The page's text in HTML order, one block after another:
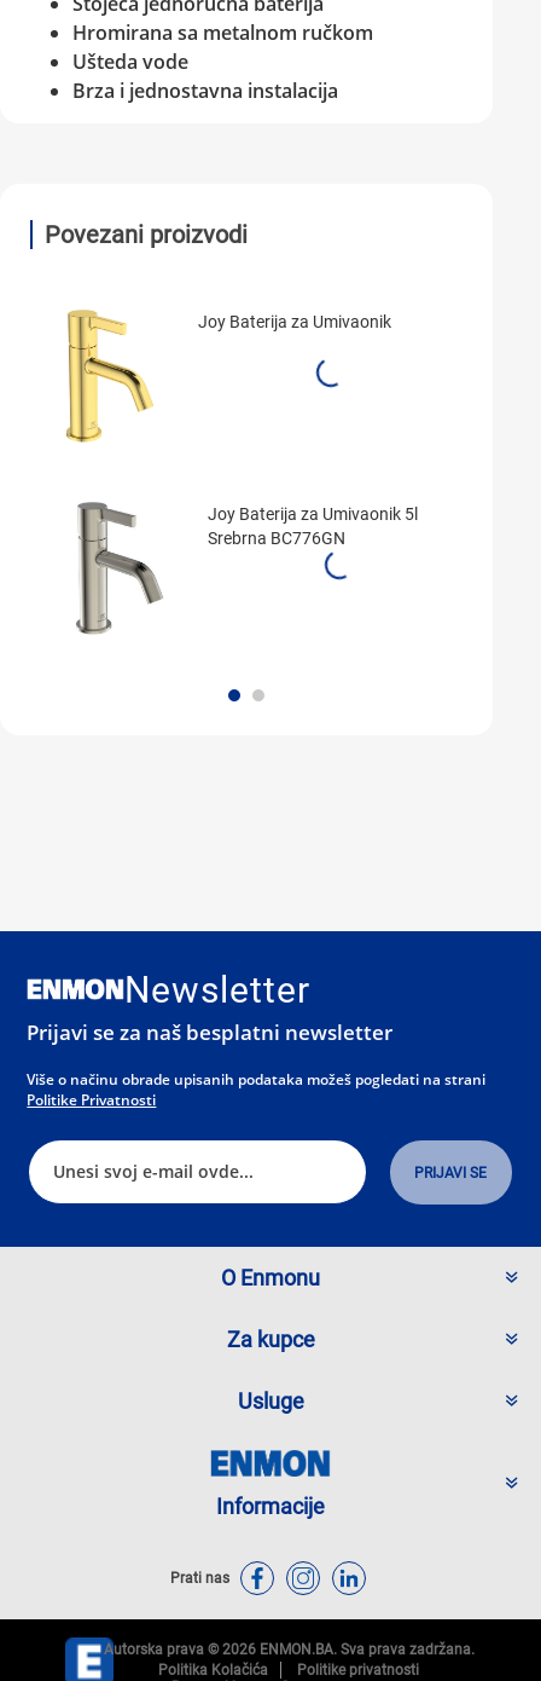
Hromirana sa metalnom ručkom
Ušteda vode
Brza i jednostavna instalacija
Povezani proizvodi
Joy Baterija za Umivaonik
Joy Baterija za Umivaonik 5l
Srebrna BC776GN
Newsletter
Prijavi se za naš besplatni newsletter
Više o načinu obrade upisanih podataka možeš pogledati na strani
Politike Privatnosti
O Enmonu
Za kupce
Usluge
Informacije
Prati nas
Autorska prava © 2026 ENMON.BA. Sva prava zadržana.
Politika Kolačića
Politike privatnosti